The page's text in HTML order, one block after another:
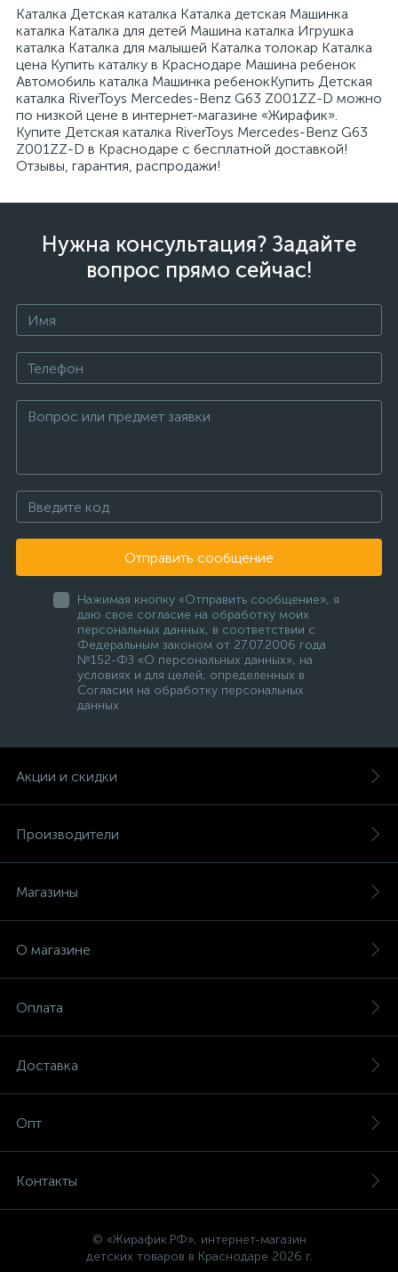
Каталка Детская каталка Каталка детская Машинка
каталка Каталка для детей Машина каталка Игрушка
каталка Каталка для малышей Каталка толокар Каталка
цена Купить каталку в Краснодаре Машина ребенок
Автомобиль каталка Машинка ребенокКупить Детская
каталка RiverToys Mercedes-Benz G63 Z001ZZ-D можно
по низкой цене в интернет-магазине «Жирафик».
Купите Детская каталка RiverToys Mercedes-Benz G63
Z001ZZ-D в Краснодаре с бесплатной доставкой!
Отзывы, гарантия, распродажи!
Нужна консультация? Задайте
вопрос прямо сейчас!
Отправить сообщение
Нажимая кнопку «Отправить сообщение», я
даю свое согласие на обработку моих
персональных данных, в соответствии с
Федеральным законом от 27.07.2006 года
№152-ФЗ «О персональных данных», на
условиях и для целей, определенных в
Согласии на обработку персональных
данных
Акции и скидки
Производители
Магазины
О магазине
Оплата
Доставка
Опт
Контакты
© «Жирафик.РФ», интернет-магазин
детских товаров в Краснодаре 2026 г.